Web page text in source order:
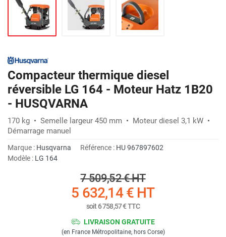
Compacteur thermique diesel
réversible LG 164 - Moteur Hatz 1B20
- HUSQVARNA
170 kg • Semelle largeur 450 mm • Moteur diesel 3,1 kW •
Démarrage manuel
Marque : Husqvarna Référence : HU 967897602
Modèle : LG 164
7 509,52 €HT
5 632,14 € HT
soit6 758,57 €TTC
LIVRAISON GRATUITE
(en France Métropolitaine, hors Corse)